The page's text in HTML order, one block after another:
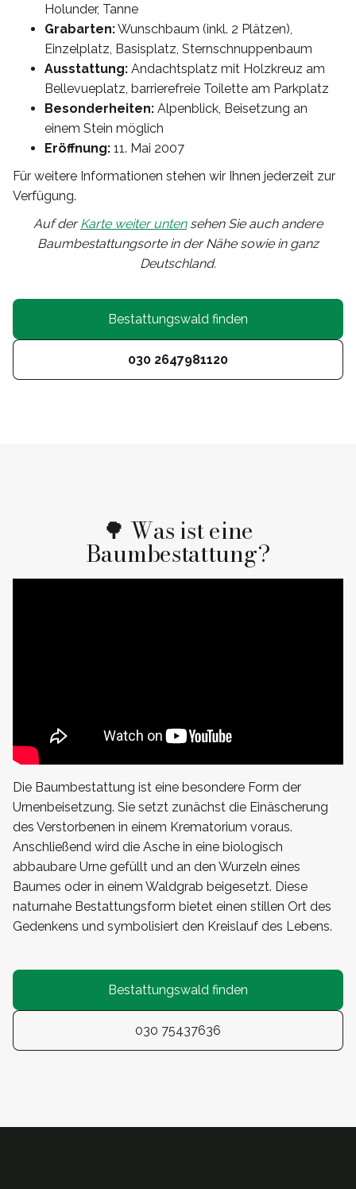
Holunder, Tanne
Grabarten:Wunschbaum (inkl. 2 Plätzen),
Einzelplatz, Basisplatz, Sternschnuppenbaum
Ausstattung: Andachtsplatz mit Holzkreuz am
Bellevueplatz, barrierefreie Toilette am Parkplatz
Besonderheiten: Alpenblick, Beisetzung an
einem Stein möglich
Eröffnung: 11. Mai 2007
Für weitere Informationen stehen wir Ihnen jederzeit zur
Verfügung.
Auf derKarte weiter untensehen Sie auch andere
Baumbestattungsorte in der Nähe sowie in ganz
Deutschland.
Bestattungswald finden
030 2647981120
🌳 Was ist eine
Baumbestattung?
Die Baumbestattung ist eine besondere Form der
Urnenbeisetzung. Sie setzt zunächst die Einäscherung
des Verstorbenen in einem Krematorium voraus.
Anschließend wird die Asche in eine biologisch
abbaubare Urne gefüllt und an den Wurzeln eines
Baumes oder in einem Waldgrab beigesetzt. Diese
naturnahe Bestattungsform bietet einen stillen Ort des
Gedenkens und symbolisiert den Kreislauf des Lebens.
Bestattungswald finden
030 75437636